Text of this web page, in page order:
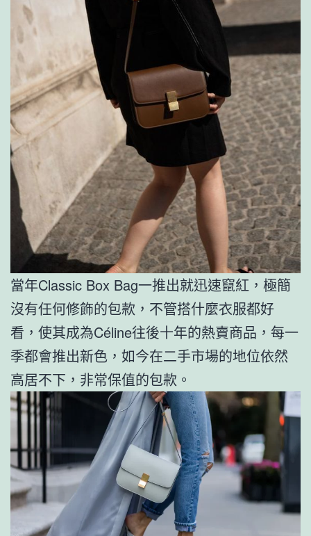
當年Classic Box Bag一推出就迅速竄紅，極簡
沒有任何修飾的包款，不管搭什麼衣服都好
看，使其成為Céline往後十年的熱賣商品，每一
季都會推出新色，如今在二手市場的地位依然
高居不下，非常保值的包款。